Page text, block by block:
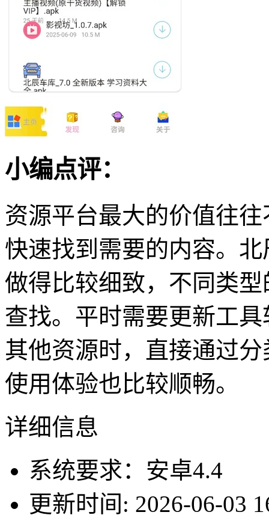
小编点评：
资源平台最大的价值往
快速找到需要的内容。
做得比较细致，不同类
查找。平时需要更新工
其他资源时，直接通过
使用体验也比较顺畅。
详细信息
系统要求：安卓4.4
更新时间: 2026-06-03